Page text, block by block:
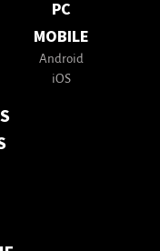
PC
MOBILE
Android
iOS